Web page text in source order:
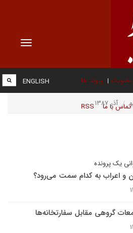
Toggle
عضویت پیوند ها
تماس با ما RSS
ENGLISH
آذر ۱۳۸۷
یک پرونده
و اعراب به کدام سمت می‌رود؟
گروهی مقابل سفارتخانه‌ها